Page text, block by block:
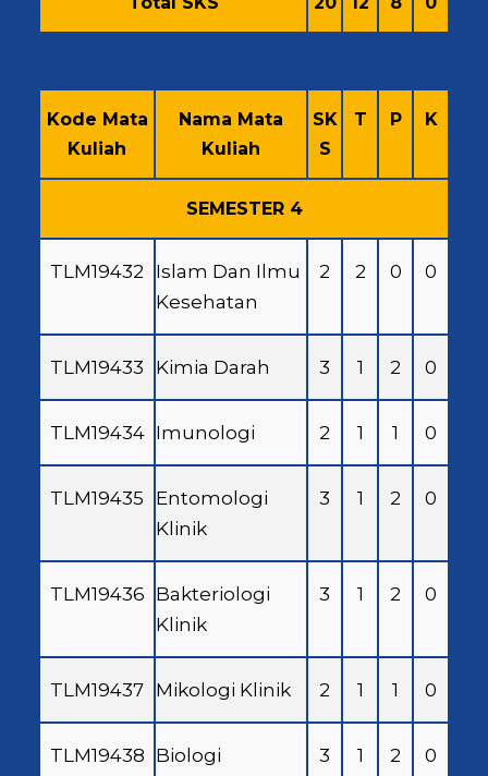
Kode Mata
Kuliah
Nama Mata
Kuliah
SK
S
T P K
SEMESTER 4
TLM19432
Islam Dan Ilmu
Kesehatan
2 2 0 0
TLM19433 Kimia Darah 3 1 2 0
TLM19434 Imunologi 2 1 1 0
TLM19435
Entomologi
Klinik
3 1 2 0
TLM19436 Bakteriologi
Klinik
3 1 2 0
TLM19437 Mikologi Klinik 2 1 1 0
TLM19438 Biologi
3 1 2 0